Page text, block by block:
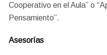
Cooperativo en el Aula” o
Pensamiento”.
Asesorías